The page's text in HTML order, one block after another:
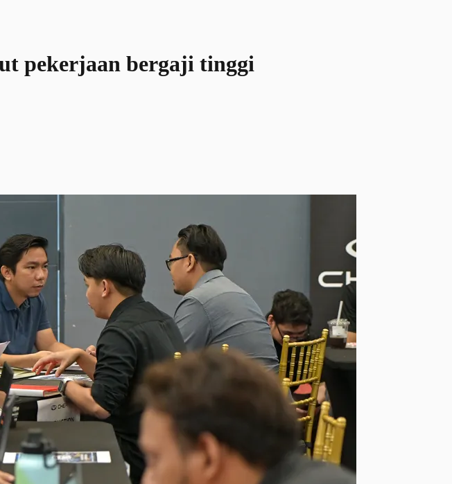
pekerjaan bergaji tinggi